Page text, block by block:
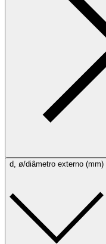
d, ø/diâmetro externo (mm)